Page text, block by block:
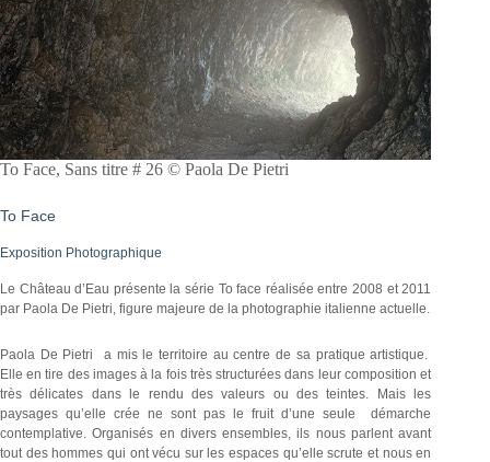
To Face, Sans titre # 26 © Paola De Pietri
To Face
Exposition Photographique
Le Château d’Eau présente la série To face réalisée entre 2008 et 2011
par Paola De Pietri, figure majeure de la photographie italienne actuelle.
Paola De Pietri a mis le territoire au centre de sa pratique artistique.
Elle en tire des images à la fois très structurées dans leur composition et
très délicates dans le rendu des valeurs ou des teintes. Mais les
paysages qu’elle crée ne sont pas le fruit d’une seule démarche
contemplative. Organisés en divers ensembles, ils nous parlent avant
tout des hommes qui ont vécu sur les espaces qu’elle scrute et nous en